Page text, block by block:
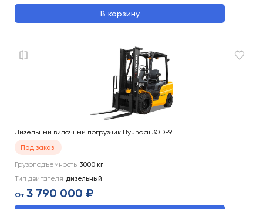
В корзину
Дизельный вилочный погрузчик Hyundai 30D-9E
Под заказ
Грузоподъемность 3000 кг
Тип двигателя дизельный
От 3 790 000 ₽